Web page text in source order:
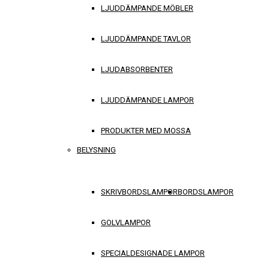
LJUDDÄMPANDE MÖBLER
LJUDDÄMPANDE TAVLOR
LJUDABSORBENTER
LJUDDÄMPANDE LAMPOR
PRODUKTER MED MOSSA
BELYSNING
SKRIVBORDSLAMPORBORDSLAMPOR
GOLVLAMPOR
SPECIALDESIGNADE LAMPOR